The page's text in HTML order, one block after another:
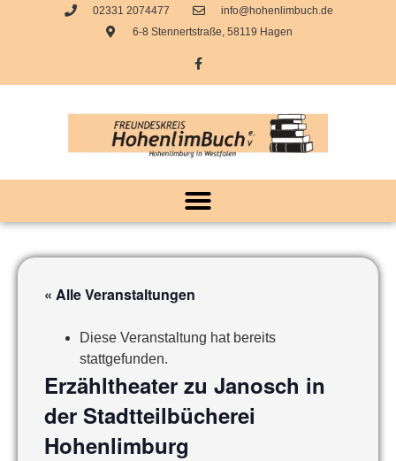
02331 2074477
info@hohenlimbuch.de
6-8 Stennertstraße, 58119 Hagen
« Alle Veranstaltungen
Diese Veranstaltung hat bereits
stattgefunden.
Erzähltheater zu Janosch in
der Stadtteilbücherei
Hohenlimburg